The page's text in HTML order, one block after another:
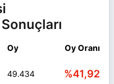
Oy Oy Oranı
49.434 %41,92